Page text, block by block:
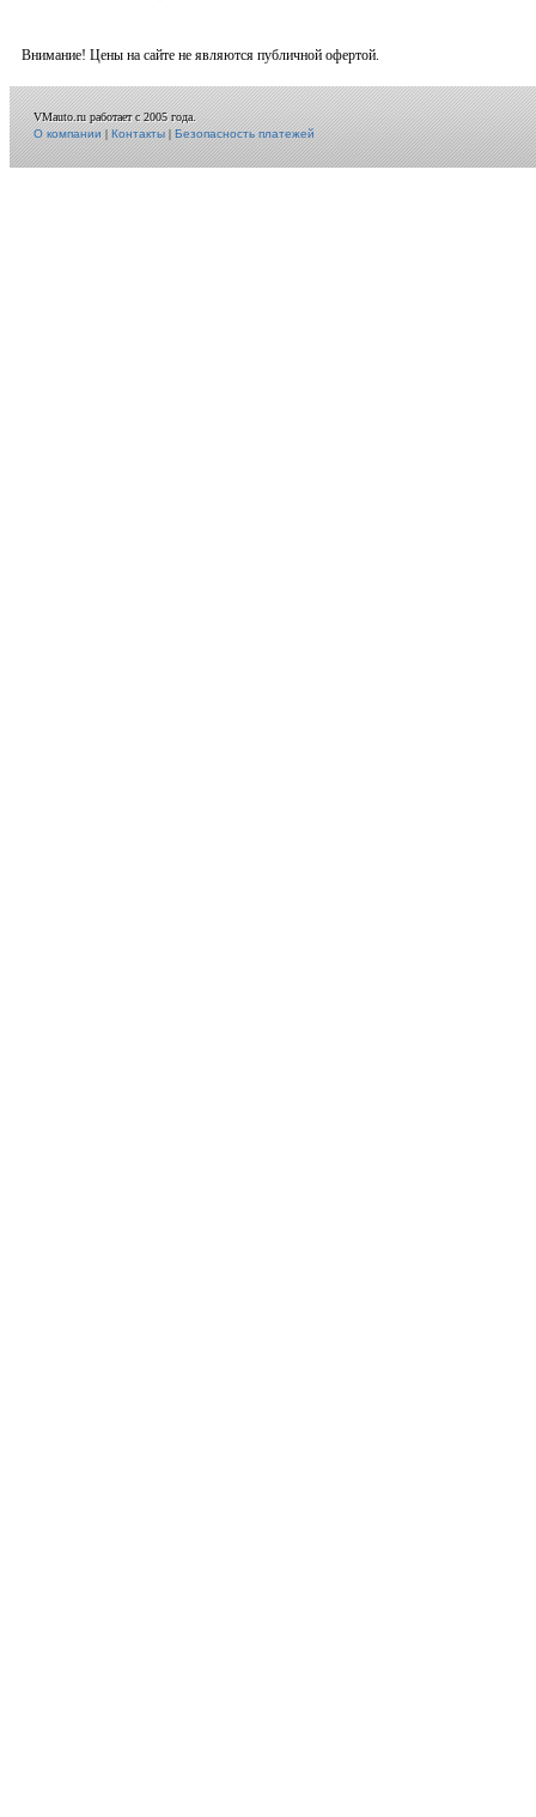
Внимание! Цены на сайте не являются публичной офертой.
VMauto.ru работает с 2005 года.
О компании|Контакты|Безопасность платежей